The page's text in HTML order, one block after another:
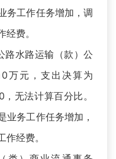
务工作任务增加，调
费。
水路运输（款）公
万元，支出决算为
无法计算百分比。
业务工作任务增加，
经费。